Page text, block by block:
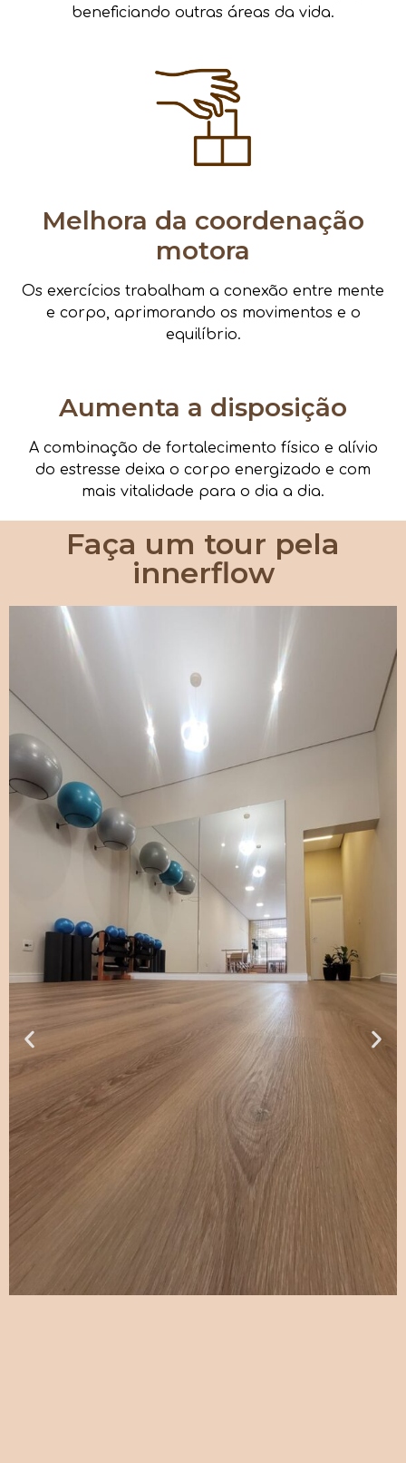
beneficiando outras áreas da vida.
Melhora da coordenação
motora
Os exercícios trabalham a conexão entre mente
e corpo, aprimorando os movimentos e o
equilíbrio.
Aumenta a disposição
A combinação de fortalecimento físico e alívio
do estresse deixa o corpo energizado e com
mais vitalidade para o dia a dia.
Faça um tour pela
innerflow